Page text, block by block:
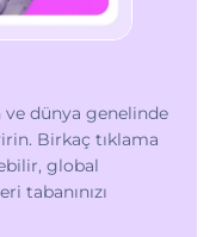
dünya genelinde
Birkaç tıklama
global
tabanınızı